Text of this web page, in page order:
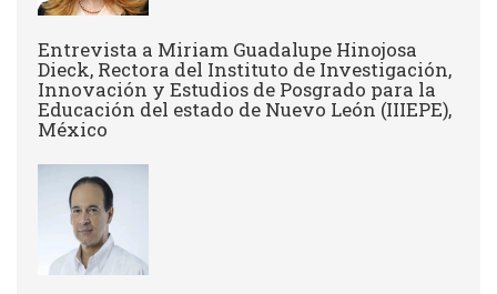
Entrevista a Miriam Guadalupe Hinojosa
Dieck, Rectora del Instituto de Investigación,
Innovación y Estudios de Posgrado para la
Educación del estado de Nuevo León (IIIEPE),
México